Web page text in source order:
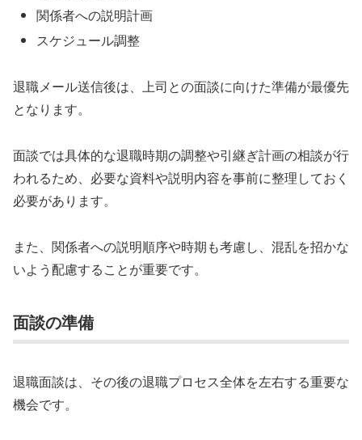
関係者への説明計画
スケジュール調整
退職メール送信後は、上司との面談に向けた準備が最優先
となります。
面談では具体的な退職時期の調整や引継ぎ計画の相談が行
われるため、必要な資料や説明内容を事前に整理しておく
必要があります。
また、関係者への説明順序や時期も考慮し、混乱を招かな
いよう配慮することが重要です。
面談の準備
退職面談は、その後の退職プロセス全体を左右する重要な
機会です。